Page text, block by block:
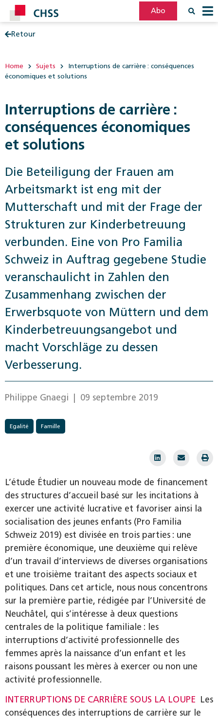
Abo
Retour
Home Sujets
Interruptions de carrière : conséquences
économiques et solutions
Interruptions de carrière :
conséquences économiques
et solutions
Die Beteiligung der Frauen am
Arbeitsmarkt ist eng mit der
Mutterschaft und mit der Frage der
Strukturen zur Kinderbetreuung
verbunden. Eine von Pro Familia
Schweiz in Auftrag gegebene Studie
veranschaulicht in Zahlen den
Zusammenhang zwischen der
Erwerbsquote von Müttern und dem
Kinderbetreuungsangebot und
macht Vorschläge zu dessen
Verbesserung.
Philippe Gnaegi | 09 septembre 2019
Egalité Famille
L’étude Étudier un nouveau mode de financement
des structures d’accueil basé sur les incitations à
exercer une activité lucrative et favoriser ainsi la
socialisation des jeunes enfants (Pro Familia
Schweiz 2019) est divisée en trois parties : une
première économique, une deuxième qui relève
d’un travail d’interviews de diverses organisations
et une troisième traitant des aspects sociaux et
politiques. Dans cet article, nous nous concentrons
sur la première partie, rédigée par l’Université de
Neuchâtel, qui s’intéresse à deux questions
centrales de la politique familiale : les
interruptions d’activité professionnelle des
femmes après la naissance d’un enfant et les
raisons poussant les mères à exercer ou non une
activité professionnelle.
INTERRUPTIONS DE CARRIÈRE SOUS LA LOUPE Les
conséquences des interruptions de carrière sur le